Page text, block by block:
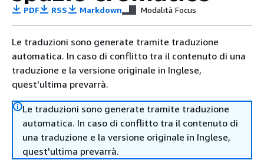
PDF RSS Markdown Modalità Focus
Le traduzioni sono generate tramite traduzione
automatica. In caso di conflitto tra il contenuto di una
traduzione e la versione originale in Inglese,
quest'ultima prevarrà.
Le traduzioni sono generate tramite traduzione
automatica. In caso di conflitto tra il contenuto di
una traduzione e la versione originale in Inglese,
quest'ultima prevarrà.